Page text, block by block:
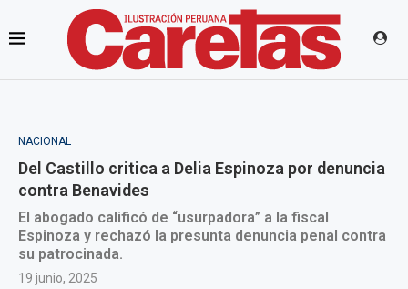
NACIONAL
Del Castillo critica a Delia Espinoza por denuncia
contra Benavides
El abogado calificó de “usurpadora” a la fiscal
Espinoza y rechazó la presunta denuncia penal contra
su patrocinada.
19 junio, 2025